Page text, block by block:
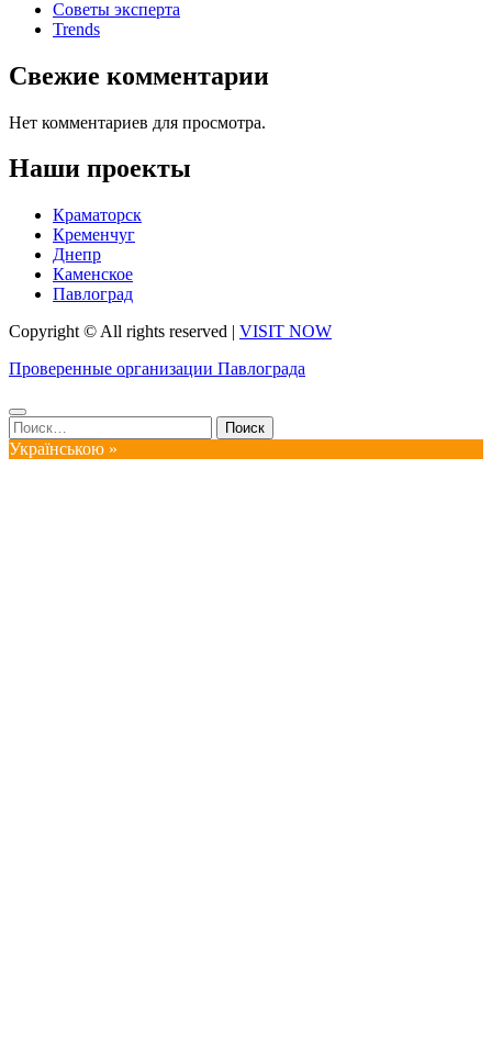
Советы эксперта
Trends
Свежие комментарии
Нет комментариев для просмотра.
Наши проекты
Краматорск
Кременчуг
Днепр
Каменское
Павлоград
Copyright © All rights reserved | VISIT NOW
Проверенные организации Павлограда
Найти:
Українською »